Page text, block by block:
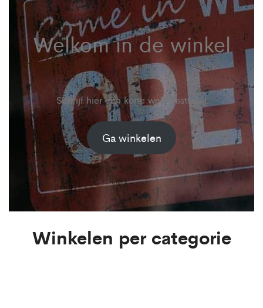
Welkom in de winkel
Schrijf hier een korte welkomsttekst
Ga winkelen
Winkelen per categorie